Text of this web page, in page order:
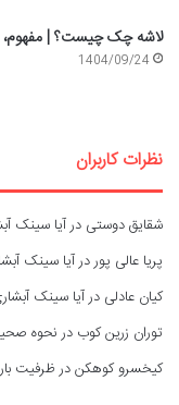
لاشه چک چیست؟ | مفهوم،
1404/09/24
نظرات کاربران
شقایق دوستی درآیا سینک
پریا عالی پوردرآیا سینک
کیان عادلی درآیا سینک
توران زرین کوب درنحوه صحیح
کیخسرو کوهکندرظرفیت